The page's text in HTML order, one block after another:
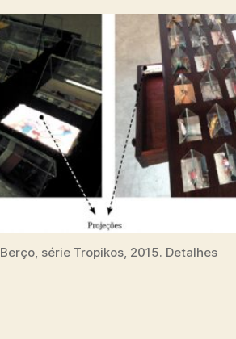
Berço, série Tropikos, 2015. Detalhes